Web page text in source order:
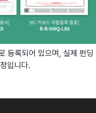
등록되어 있으며, 실제 펀딩
입니다.